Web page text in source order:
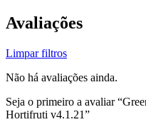
Avaliações
Limpar filtros
Não há avaliações ainda.
Seja o primeiro a avaliar
Hortifruti v4.1.21”